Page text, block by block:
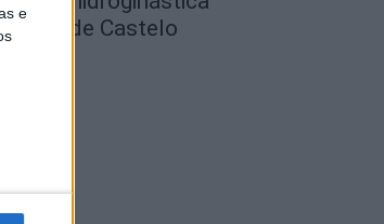
e
Praia de Castelo